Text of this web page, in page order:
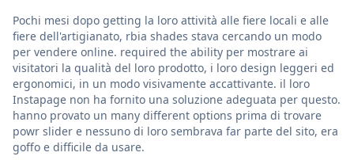
Pochi mesi dopo getting la loro attività alle fiere locali e alle
fiere dell'artigianato, rbia shades stava cercando un modo
per vendere online. required the ability per mostrare ai
visitatori la qualità del loro prodotto, i loro design leggeri ed
ergonomici, in un modo visivamente accattivante. il loro
Instapage non ha fornito una soluzione adeguata per questo.
hanno provato un many different options prima di trovare
powr slider e nessuno di loro sembrava far parte del sito, era
goffo e difficile da usare.